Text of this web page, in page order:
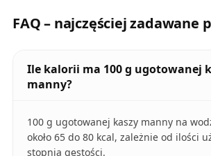
FAQ – najczęściej zadawane
Ile kalorii ma 100 g ugotowanej
manny?
100 g ugotowanej kaszy manny na
około 65 do 80 kcal, zależnie od ilości
stopnia gęstości.